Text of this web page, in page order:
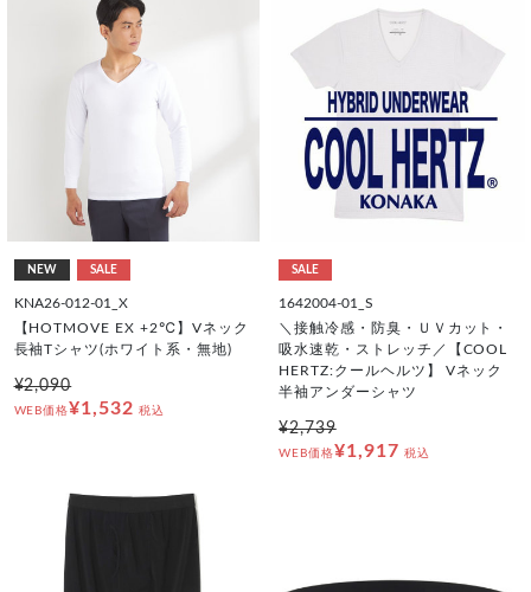
NEW SALE
KNA26-012-01_X
【HOTMOVE EX +2℃】Vネック
長袖Tシャツ(ホワイト系・無地)
¥2,090
WEB価格¥1,532 税込
SALE
1642004-01_S
＼接触冷感・防臭・ＵＶカット・
吸水速乾・ストレッチ／【COOL
HERTZ:クールヘルツ】 Vネック
半袖アンダーシャツ
¥2,739
WEB価格¥1,917 税込